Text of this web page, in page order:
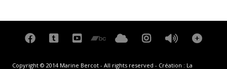
Copyright © 2014 Marine Bercot - All rights reserved - Création : La